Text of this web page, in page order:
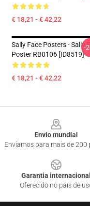
€ 18,21 - € 42,22
Sally Face Posters - Sally
Poster RB0106 [ID8519]
€ 18,21 - € 42,22
-
Envio mundial
Enviamos para mais de 200
Garantia internacional
Oferecido no país de